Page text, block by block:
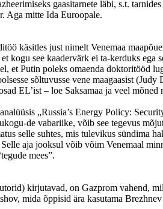
gaasitarnete läbi, s.t.
Aga mitte Ida Euroopale.
käsitles just nimelt Venemaa
kogu see kaadervärk ei ta-kerduks ega
et Putin poleks omaenda doktoritööd
sõltuvusse vene maagaasist (Judy
EL’ist – loe Saksamaa ja veel
„Russia’s Energy Policy:
de vabariike, võib see tegevus
selle suhtes, mis tulevikus sündima
aja jooksul võib võim Venemaal
mees”.
kirjutavad, on Gazprom vahend,
mida õppisid ära kasutama